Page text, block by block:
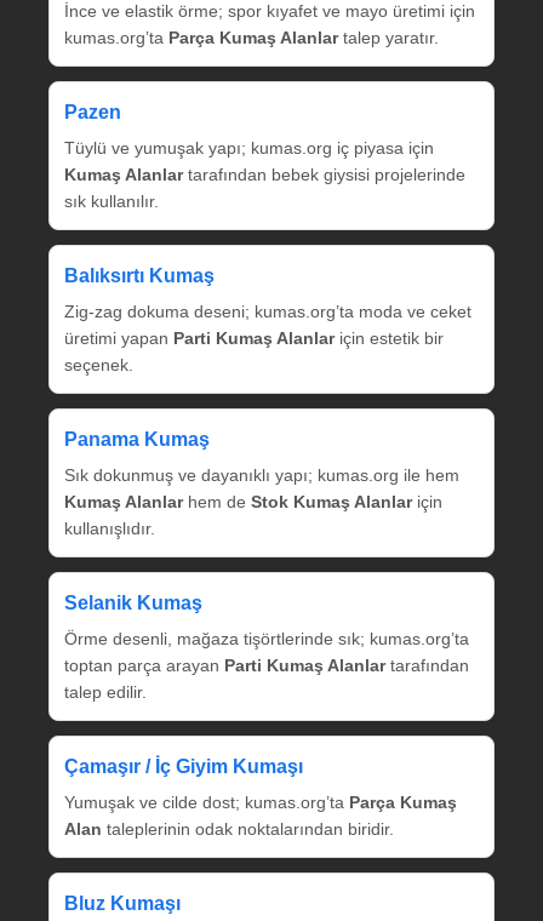
İnce ve elastik örme; spor kıyafet ve mayo üretimi için
kumas.org’ta Parça Kumaş Alanlartalep yaratır.
Pazen
Tüylü ve yumuşak yapı; kumas.org iç piyasa için
Kumaş Alanlartarafından bebek giysisi projelerinde
sık kullanılır.
Balıksırtı Kumaş
Zig‑zag dokuma deseni; kumas.org’ta moda ve ceket
üretimi yapan Parti Kumaş Alanlariçin estetik bir
seçenek.
Panama Kumaş
Sık dokunmuş ve dayanıklı yapı; kumas.org ile hem
Kumaş Alanlarhem de Stok Kumaş Alanlariçin
kullanışlıdır.
Selanik Kumaş
Örme desenli, mağaza tişörtlerinde sık; kumas.org’ta
toptan parça arayan Parti Kumaş Alanlartarafından
talep edilir.
Çamaşır / İç Giyim Kumaşı
Yumuşak ve cilde dost; kumas.org’ta Parça Kumaş
Alan taleplerinin odak noktalarından biridir.
Bluz Kumaşı